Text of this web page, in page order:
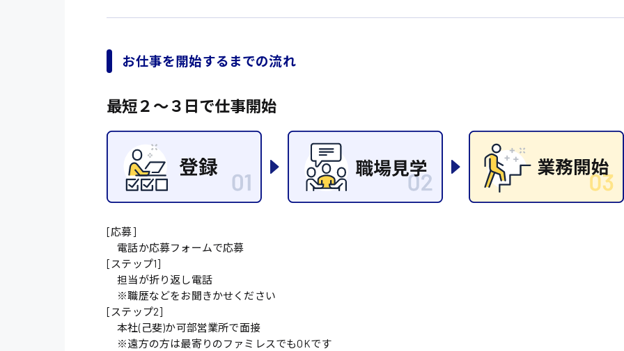
ラウンダー営業
施設管理・整備
配送・ドライバー
お仕事を開始するまでの流れ
最短２〜３日で仕事開始
[応募]
電話か応募フォームで応募
[ステップ1]
担当が折り返し電話
※職歴などをお聞きかせください
[ステップ2]
本社(己斐)か可部営業所で面接
※遠方の方は最寄りのファミレスでもOKです